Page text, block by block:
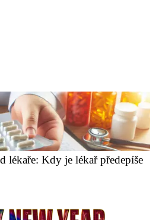
lékaře: Kdy je lékař předepíše